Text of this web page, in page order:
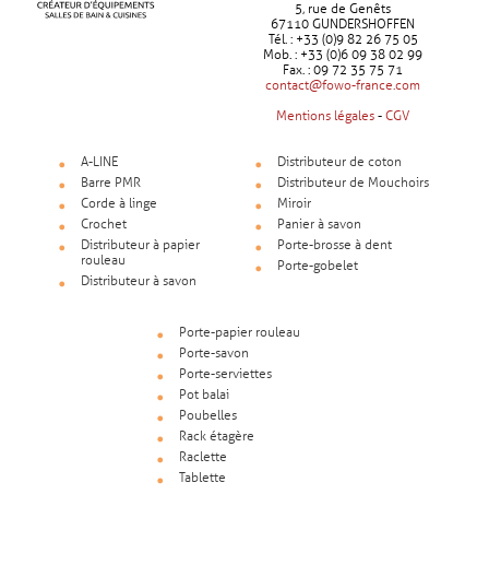
5, rue de Genêts
67110 GUNDERSHOFFEN
Tél. : +33 (0)9 82 26 75 05
Mob. : +33 (0)6 09 38 02 99
Fax. : 09 72 35 75 71
contact@fowo-france.com
Mentions légales - CGV
A-LINE
Barre PMR
Corde à linge
Crochet
Distributeur à papier
rouleau
Distributeur à savon
Distributeur de coton
Distributeur de Mouchoirs
Miroir
Panier à savon
Porte-brosse à dent
Porte-gobelet
Porte-papier rouleau
Porte-savon
Porte-serviettes
Pot balai
Poubelles
Rack étagère
Raclette
Tablette